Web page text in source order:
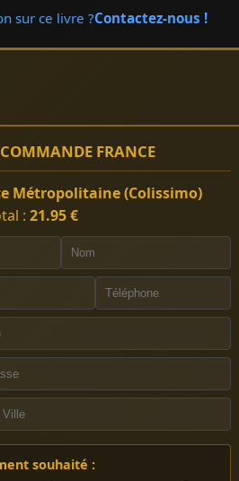
sur ce livre ?Contactez-nous !
FRANCE
Métropolitaine (Colissimo)
: 21.95 €
souhaité :